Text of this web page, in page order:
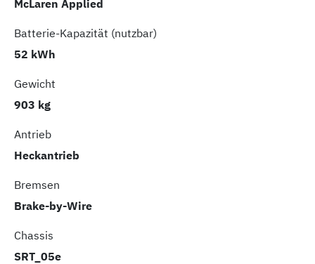
McLaren Applied
Batterie-Kapazität (nutzbar)
52 kWh
Gewicht
903 kg
Antrieb
Heckantrieb
Bremsen
Brake-by-Wire
Chassis
SRT_05e